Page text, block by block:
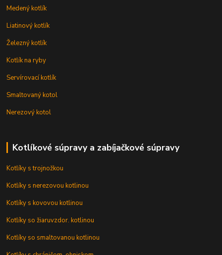
Medený kotlík
Liatinový kotlík
Železný kotlík
Kotlík na ryby
Servírovací kotlík
Smaltovaný kotol
Nerezový kotol
Kotlíkové súpravy a zabíjačkové súpravy
Kotlíky s trojnožkou
Kotlíky s nerezovou kotlinou
Kotlíky s kovovou kotlinou
Kotlíky so žiaruvzdor. kotlinou
Kotlíky so smaltovanou kotlinou